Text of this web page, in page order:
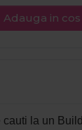
Adauga in cos
la un